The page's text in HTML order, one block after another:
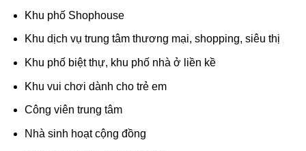
Khu phố Shophouse
Khu dịch vụ trung tâm thương mại, shopping, siêu thị
Khu phố biệt thự, khu phố nhà ở liền kề
Khu vui chơi dành cho trẻ em
Công viên trung tâm
Nhà sinh hoạt cộng đồng